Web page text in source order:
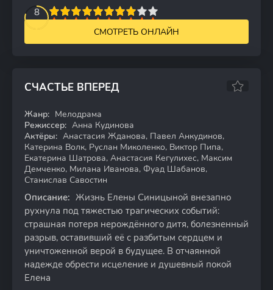
8
4 5 6 7 8 9 10
СМОТРЕТЬ ОНЛАЙН
СЧАСТЬЕ ВПЕРЕД
HDTVRip
Жанр: Мелодрама
Режиссер: Анна Кудинова
Актёры: Анастасия Жданова, Павел Анкудинов,
Катерина Волк, Руслан Миколенко, Виктор Пипа,
Екатерина Шатрова, Анастасия Кегулихес, Максим
Демченко, Милана Иванова, Фуад Шабанов,
Станислав Савостин
Описание: Жизнь Елены Синицыной внезапно
рухнула под тяжестью трагических событий:
страшная потеря нерождённого дитя, болезненный
разрыв, оставивший её с разбитым сердцем и
уничтоженной верой в будущее. В отчаянной
надежде обрести исцеление и душевный покой
Елена